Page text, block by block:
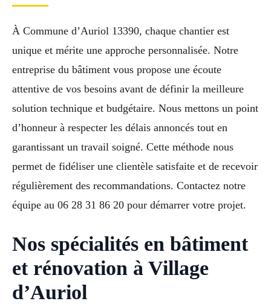
À Commune d’Auriol 13390, chaque chantier est
unique et mérite une approche personnalisée. Notre
entreprise du bâtiment vous propose une écoute
attentive de vos besoins avant de définir la meilleure
solution technique et budgétaire. Nous mettons un point
d’honneur à respecter les délais annoncés tout en
garantissant un travail soigné. Cette méthode nous
permet de fidéliser une clientèle satisfaite et de recevoir
régulièrement des recommandations. Contactez notre
équipe au 06 28 31 86 20 pour démarrer votre projet.
Nos spécialités en bâtiment
et rénovation à Village
d’Auriol